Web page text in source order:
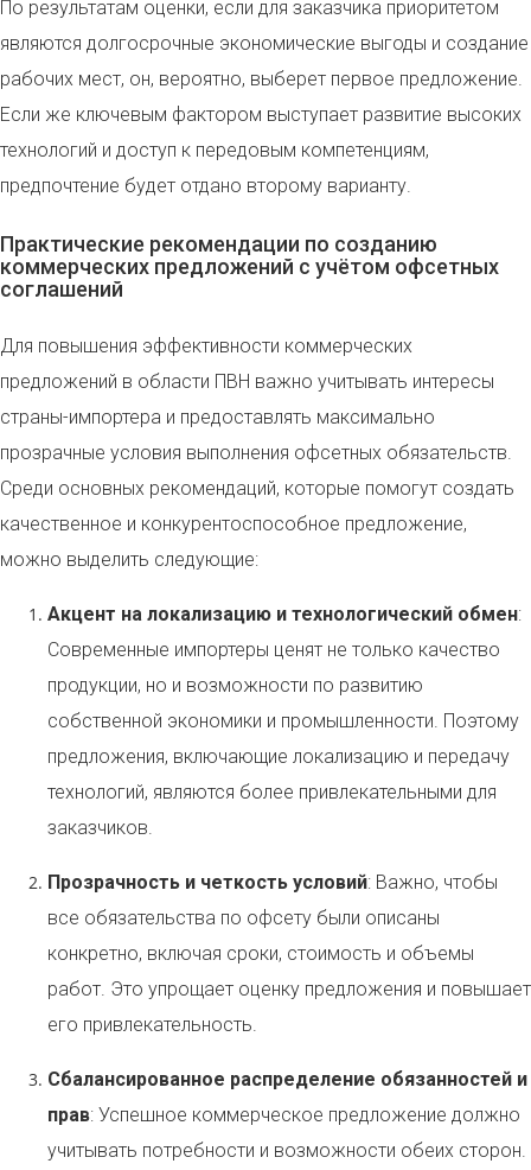
По результатам оценки, если для заказчика приоритетом
являются долгосрочные экономические выгоды и создание
рабочих мест, он, вероятно, выберет первое предложение.
Если же ключевым фактором выступает развитие высоких
технологий и доступ к передовым компетенциям,
предпочтение будет отдано второму варианту.
Практические рекомендации по созданию
коммерческих предложений с учётом офсетных
соглашений
Для повышения эффективности коммерческих
предложений в области ПВН важно учитывать интересы
страны-импортера и предоставлять максимально
прозрачные условия выполнения офсетных обязательств.
Среди основных рекомендаций, которые помогут создать
качественное и конкурентоспособное предложение,
можно выделить следующие:
Акцент на локализацию и технологический обмен:
Современные импортеры ценят не только качество
продукции, но и возможности по развитию
собственной экономики и промышленности. Поэтому
предложения, включающие локализацию и передачу
технологий, являются более привлекательными для
заказчиков.
Прозрачность и четкость условий: Важно, чтобы
все обязательства по офсету были описаны
конкретно, включая сроки, стоимость и объемы
работ. Это упрощает оценку предложения и повышает
его привлекательность.
Сбалансированное распределение обязанностей и
прав: Успешное коммерческое предложение должно
учитывать потребности и возможности обеих сторон.